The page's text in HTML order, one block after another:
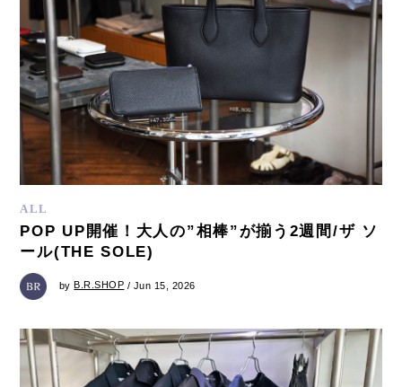
ALL
POP UP開催！大人の”相棒”が揃う2週間/ザ ソ
ール(THE SOLE)
by B.R.SHOP / Jun 15, 2026